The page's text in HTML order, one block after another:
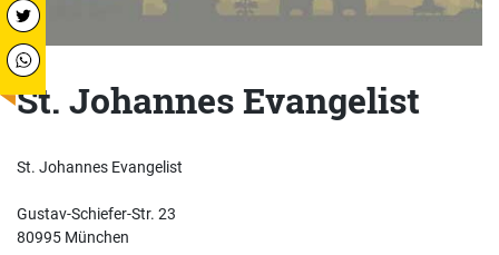
St. Johannes Evangelist
St. Johannes Evangelist
Gustav-Schiefer-Str. 23
80995 München